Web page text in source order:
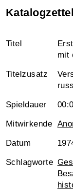
Katalogzettel
Titel
mit
Titelzusatz
Spieldauer
Mitwirkende
Datum
Schlagworte